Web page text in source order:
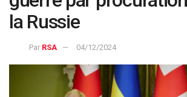
la Russie
Par RSA 04/12/2024